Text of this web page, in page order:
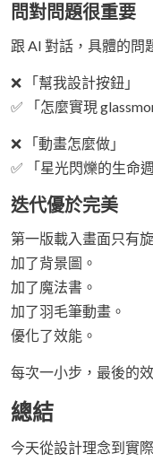
問對問題很重要
跟 AI 對話，具體的問
❌ 「幫我設計按鈕」
✅ 「怎麼實現
❌ 「動畫怎麼做」
✅ 「星光閃爍的生命
迭代優於完美
第一版載入畫面只有
加了背景圖。
加了魔法書。
加了羽毛筆動畫。
優化了效能。
每次一小步，最後的
總結
今天從設計理念到實